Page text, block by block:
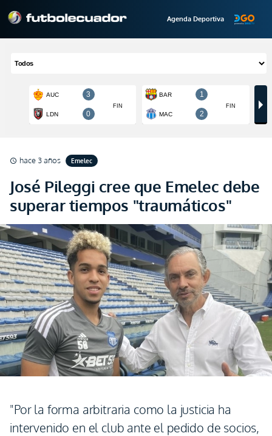
Agenda Deportiva
schedule hace 3 años Emelec
José Pileggi cree que Emelec debe
superar tiempos "traumáticos"
"Por la forma arbitraria como la justicia ha
intervenido en el club ante el pedido de socios,